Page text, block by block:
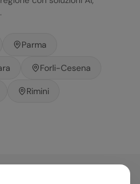
Parma
Forli-Cesena
Rimini